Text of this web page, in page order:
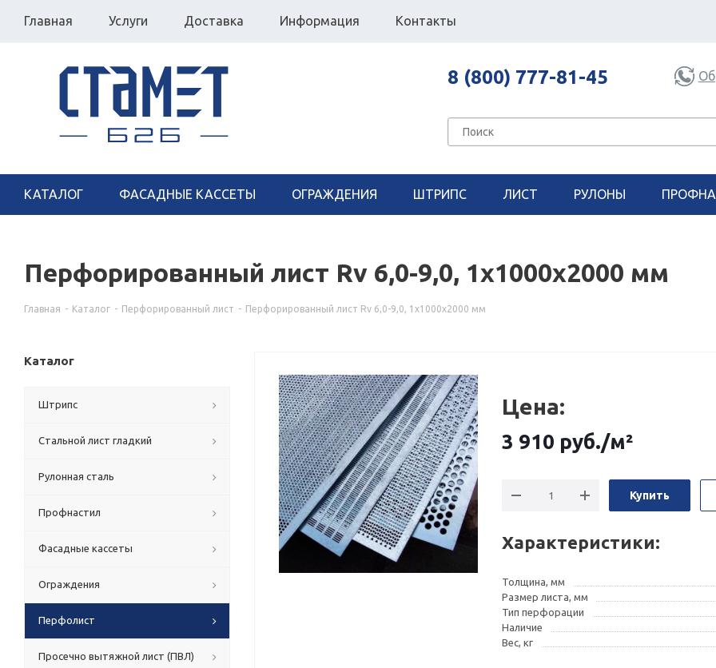
Главная Услуги Доставка Информация Контакты
8 (800) 777-81-45
КАТАЛОГ ФАСАДНЫЕ КАССЕТЫ ОГРАЖДЕНИЯ ШТРИПС ЛИСТ РУЛОНЫ
Перфорированный лист Rv 6,0-9,0, 1x1000x2000 мм
Главная - Каталог - Перфорированный лист - Перфорированный лист Rv 6,0-9,0, 1x1000x2000 мм
Цена:
3 910 руб./м²
Купить
Характеристики:
Толщина, мм
Размер листа, мм
Тип перфорации
Наличие
Вес, кг
Каталог
Штрипс
Стальной лист гладкий
Рулонная сталь
Профнастил
Фасадные кассеты
Ограждения
Перфолист
Просечно вытяжной лист (ПВЛ)